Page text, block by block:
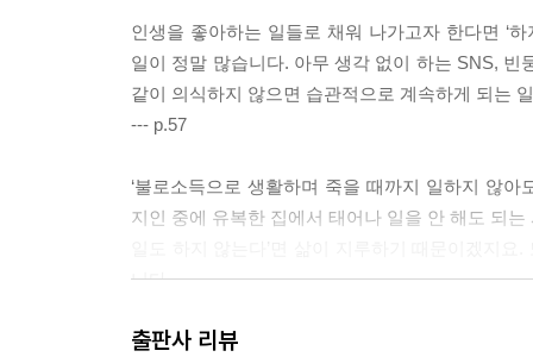
생산성과 행복감이 폭발하는 루틴
스트레스 받지 않는 스케줄 짜는 팁
‘마무리 작업의 타이밍’이 포인트
‘~하면서’를 잘 활용한다
텐션을 활용한 시간 관리
미팅 일정은 되도록 묶어서 잡는다
STEP 5. 작은 시간을 차곡차곡 쌓아 올리기만 해
큰 목표도 하루하루의 연장선에 있을 뿐
인생을 좋아하는 일들로 채워 나가고자 한다면 ‘
일이 정말 많습니다. 아무 생각 없이 하는 SNS,
같이 의식하지 않으면 습관적으로 계속하게 되는
--- p.57
‘불로소득으로 생활하며 죽을 때까지 일하지 않
지인 중에 유복한 집에서 태어나 일을 안 해도 되
니다.
의 최고’를 찾는 수밖에 없습니다. 다른 말로 하면
출판사 리뷰